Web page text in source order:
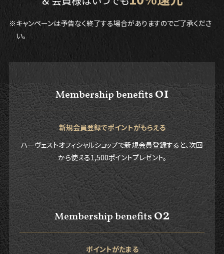
※キャンペーンは予告なく終了する場合がありますのでご了承くださ
い。
Membership benefits01
新規会員登録でポイントがもらえる
ハーヴェストオフィシャルショップで新規会員登録すると、次回
から使える1,500ポイントプレゼント。
Membership benefits02
ポイントがたまる